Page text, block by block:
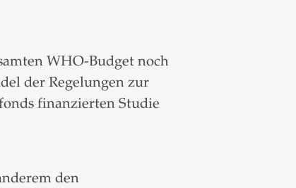
WHO-Budget noch
der Regelungen zur
finanzierten Studie
den